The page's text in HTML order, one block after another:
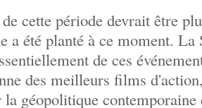
cette période devrait être
a été planté à ce moment.
de ces
des meilleurs films
la géopolitique